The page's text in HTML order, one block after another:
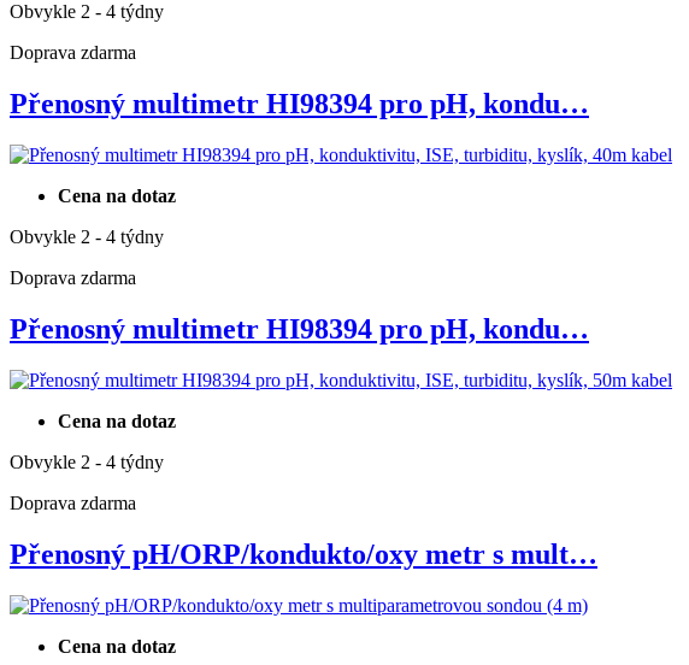
Obvykle 2 - 4 týdny
Doprava zdarma
Přenosný multimetr HI98394 pro pH, kondu…
Cena na dotaz
Obvykle 2 - 4 týdny
Doprava zdarma
Přenosný multimetr HI98394 pro pH, kondu…
Cena na dotaz
Obvykle 2 - 4 týdny
Doprava zdarma
Přenosný pH/ORP/kondukto/oxy metr s mult…
Cena na dotaz